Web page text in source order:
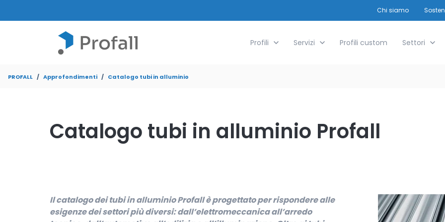
Chi siamo Show
Show submenu for Profili
Profili Show submenu for Servizi
Servizi Profili custom Show
Settori
PROFALL Approfondimenti Catalogo tubi in alluminio
Catalogo tubi in alluminio Profall
Il catalogo dei tubi in alluminio Profall è progettato per rispondere alle
esigenze dei settori più diversi: dall’elettromeccanica all’arredo